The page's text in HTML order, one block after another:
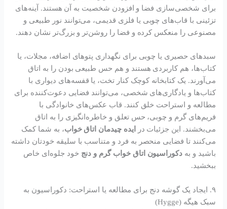
برای شخصی‌سازی فضا و افزودن شخصیت به آن هستند. آینه‌های
تزئینی با قاب‌های چوبی یا فلزی قدیمی، می‌توانند نور طبیعی و
مصنوعی را منعکس کرده و فضا را روشن‌تر و بزرگ‌تر نشان دهند.
سبدهای حصیری یا چوبی برای نگهداری پتوهای اضافه، مجلات، یا
کتاب‌ها، هم کاربردی هستند و هم حس طبیعی بودن را به اتاق
می‌آورند. یک کتابخانه کوچک کنار تخت، یا قفسه‌های دیواری با
کتاب‌ها و یادگاری‌های شخصی، می‌توانند فضایی دعوت‌کننده برای
مطالعه و استراحت خلق کنند. قاب عکس‌های خانوادگی با
فریم‌های گرم و چوبی، حس تعلق و خاطره‌انگیزی را به اتاق
می‌بخشند. این جزئیات در
ایده چیدمان اتاق خواب، به شما کمک
می‌کنند تا فضایی منحصر به فرد و متناسب با سلیقه خودتان داشته
باشید و به دکوراسیون اتاق خواب گرم و دنج خود جلوه‌ای خاص
ببخشید.
۹. ایجاد یک گوشه دنج برای مطالعه یا استراحت: دکوراسیون به
سبک هیگه (Hygge)